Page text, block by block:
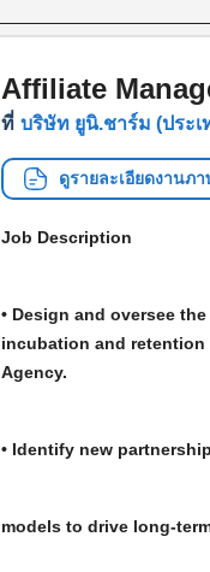
Affiliate
ที่ บริษัท ยูนิ.ชาร์ม (ประเ
ดูรายละเอียดงานภา
Job Description
• Design and oversee
incubation and
Agency.
• Identify new
models to drive long-